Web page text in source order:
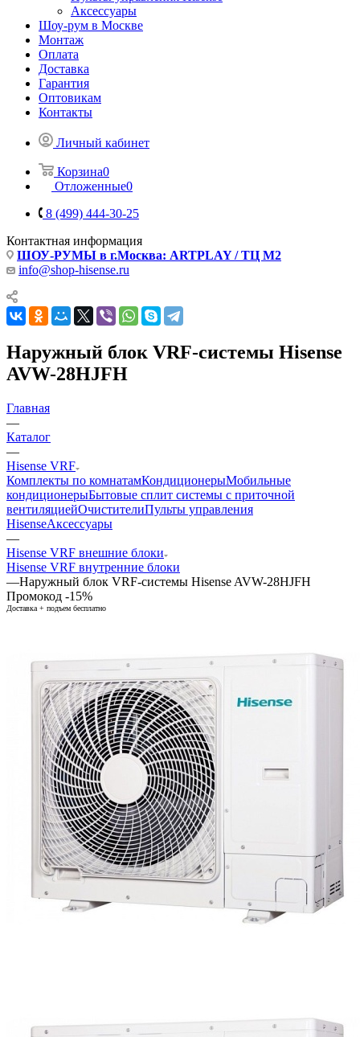
Аксессуары
Шоу-рум в Москве
Монтаж
Оплата
Доставка
Гарантия
Оптовикам
Контакты
Личный кабинет
Корзина0
Отложенные0
8 (499) 444-30-25
Контактная информация
ШОУ-РУМЫ в г.Москва: ARTPLAY / ТЦ М2
info@shop-hisense.ru
Наружный блок VRF-системы Hisense
AVW-28HJFH
Главная
—
Каталог
—
Hisense VRF
Комплекты по комнатамКондиционерыМобильные
кондиционерыБытовые сплит системы с приточной
вентиляциейОчистителиПульты управления
HisenseАксессуары
—
Hisense VRF внешние блоки
Hisense VRF внутренние блоки
—Наружный блок VRF-системы Hisense AVW-28HJFH
Промокод -15%
Доставка + подъем бесплатно